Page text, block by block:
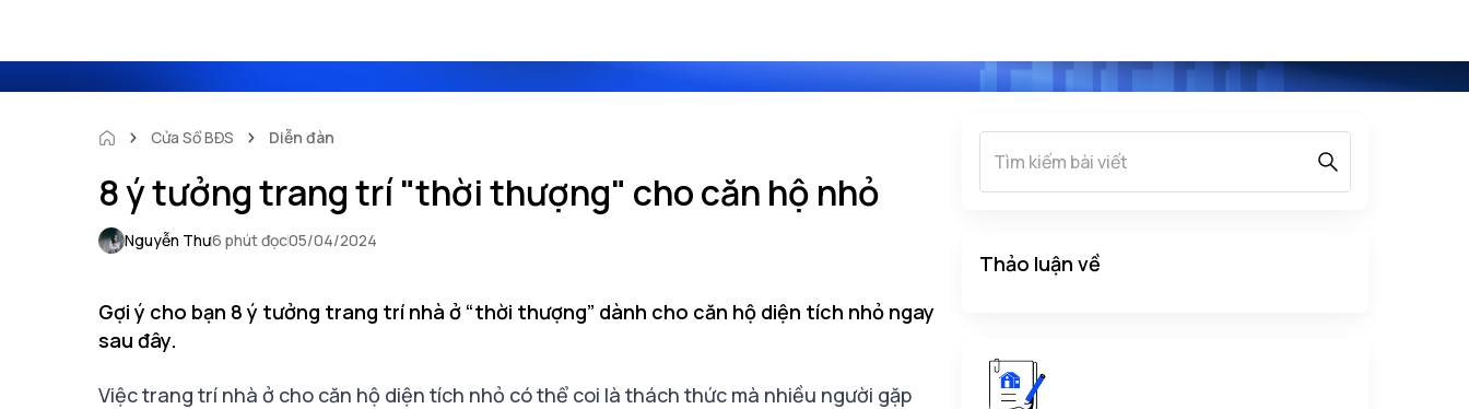
Cửa Sổ BĐS Diễn đàn
8 ý tưởng trang trí "thời thượng" cho căn hộ nhỏ
Nguyễn Thư6 phút đọc05/04/2024
Gợi ý cho bạn 8 ý tưởng trang trí nhà ở “thời thượng” dành cho căn hộ diện tích nhỏ ngay
sau đây.
Việc trang trí nhà ở cho căn hộ diện tích nhỏ có thể coi là thách thức mà nhiều người gặp
Thảo luận về